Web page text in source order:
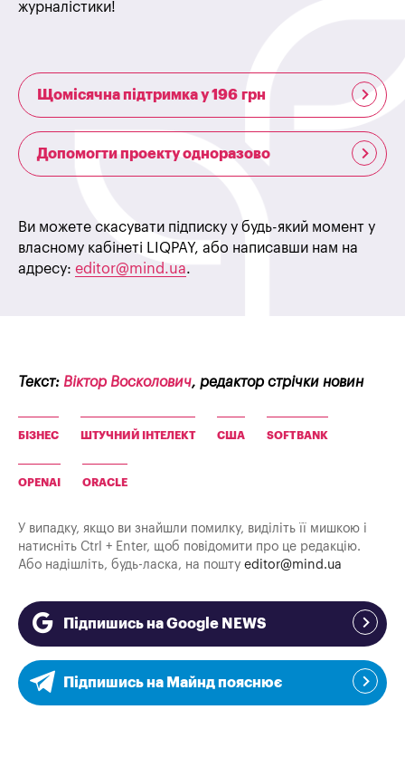
журналістики!
Щомісячна підтримка у 196 грн
Допомогти проекту одноразово
Ви можете скасувати підписку у будь-який момент у
власному кабінеті LIQPAY, або написавши нам на
адресу: editor@mind.ua.
Текст: Віктор Восколович, редактор стрічки новин
БІЗНЕС ШТУЧНИЙ ІНТЕЛЕКТ США SOFTBANK
OPENAI ORACLE
У випадку, якщо ви знайшли помилку, виділіть її мишкою і
натисніть Ctrl + Enter, щоб повідомити про це редакцію.
Або надішліть, будь-ласка, на пошту editor@mind.ua
Підпишись на Google NEWS
Підпишись на Майнд пояснює